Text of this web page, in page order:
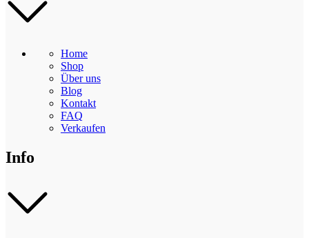
Home
Shop
Über uns
Blog
Kontakt
FAQ
Verkaufen
Info